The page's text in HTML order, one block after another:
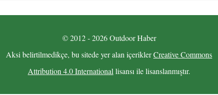
© 2012 - 2026 Outdoor Haber
Aksi belirtilmedikçe, bu sitede yer alan içeriklerCreative Commons
Attribution 4.0 International lisansı ile lisanslanmıştır.